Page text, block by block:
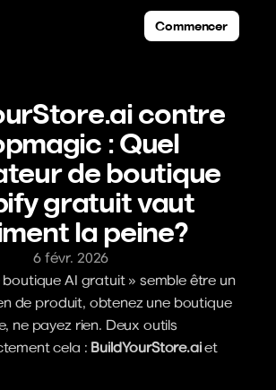
Commencer
contre
: Quel
de boutique
gratuit vaut
la peine?
6 févr. 2026
AI gratuit » semble être un
de produit, obtenez une boutique
ne payez rien. Deux outils
cela : BuildYourStore.ai